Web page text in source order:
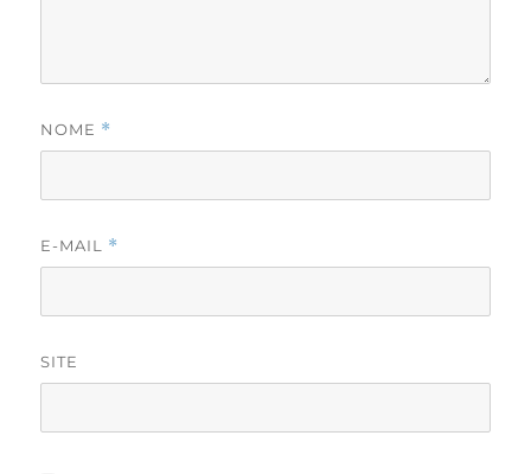
NOME *
E-MAIL *
SITE